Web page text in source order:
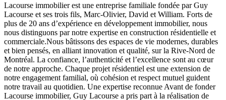
Lacourse immobilier est une entreprise familiale fondée par Guy
Lacourse et ses trois fils, Marc-Olivier, David et William. Forts de
plus de 20 ans d’expérience en développement immobilier, nous
nous distinguons par notre expertise en construction résidentielle et
commerciale.Nous bâtissons des espaces de vie modernes, durables
et bien pensés, en alliant innovation et qualité, sur la Rive-Nord de
Montréal. La confiance, l’authenticité et l’excellence sont au cœur
de notre approche. Chaque projet résidentiel est une extension de
notre engagement familial, où cohésion et respect mutuel guident
notre travail au quotidien. Une expertise reconnue Avant de fonder
Lacourse immobilier, Guy Lacourse a pris part à la réalisation de